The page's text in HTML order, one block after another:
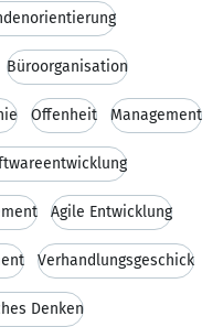
Büroorganisation
Offenheit Management
Agile Entwicklung
Verhandlungsgeschick
Denken